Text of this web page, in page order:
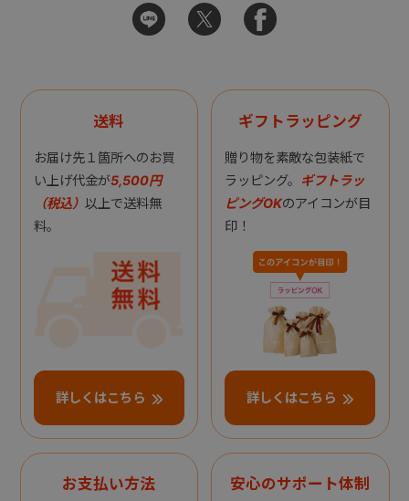
送料
お届け先１箇所へのお買
い上げ代金が5,500円
（税込） 以上で送料無
料。
詳しくはこちら
ギフトラッピング
贈り物を素敵な包装紙で
ラッピング。 ギフトラッ
ピングOKのアイコンが目
印！
詳しくはこちら
お支払い方法 安心のサポート体制